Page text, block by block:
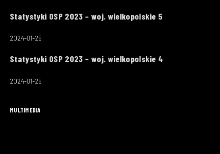
Statystyki OSP 2023 – woj. wielkopolskie 5
2024-01-25
Statystyki OSP 2023 – woj. wielkopolskie 4
2024-01-25
MULTIMEDIA